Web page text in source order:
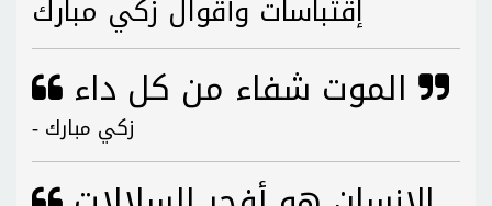
إقتباسات وأقوال زكي مبارك
- زكي مبارك